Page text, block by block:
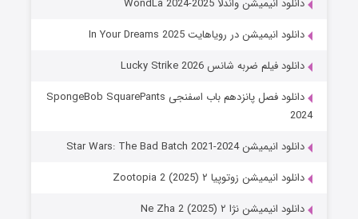
دانلود انیمیشن واندلا WondLa 2024-2025
دانلود انیمیشن در رویاهایت In Your Dreams 2025
دانلود فیلم ضربه شانس Lucky Strike 2026
دانلود فصل پانزدهم باب اسفنجی SpongeBob SquarePants
2024
دانلود انیمیشن Star Wars: The Bad Batch 2021-2024
دانلود انیمیشن زوتوپیا ۲ Zootopia 2 (2025)
دانلود انیمیشن نژا ۲ Ne Zha 2 (2025)